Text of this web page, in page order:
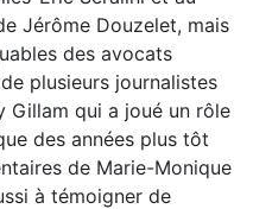
Jérôme Douzelet, mais
des avocats
plusieurs journalistes
Gillam qui a joué un rôle
des années plus tôt
de Marie-Monique
à témoigner de